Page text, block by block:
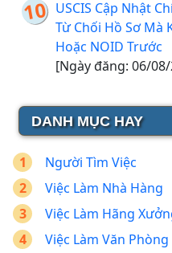
USCIS Cập Nhật
Từ Chối Hồ Sơ Mà
Hoặc NOID Trước
[Ngày đăng: 06/
DANH MỤC HAY
Người Tìm Việc
Việc Làm Nhà Hàng
Việc Làm Hãng
Việc Làm Văn Phòng